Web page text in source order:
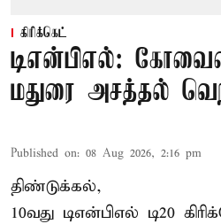
கிரிக்கெட்
டிஎன்பிஎல்:
மதுரை அசத்தல்
Published on: 08 Aug 2026, 2:16 pm
திண்டுக்கல்,
10வது டிஎன்பிஎல் டி20